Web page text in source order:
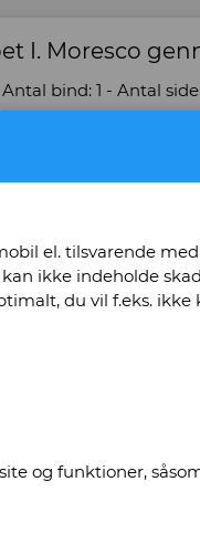
I. Moresco
Antal bind: 1 - Antal
-
el. tilsvarende
ikke indeholde
du vil f.eks.
og funktioner,